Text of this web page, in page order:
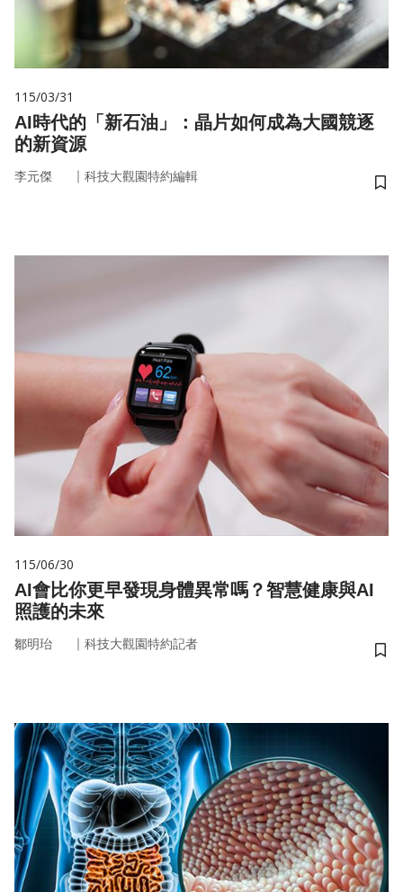
115/03/31
AI時代的「新石油」：晶片如何成為大國競逐
的新資源
李元傑 ｜ 科技大觀園特約編輯
儲
115/06/30
AI會比你更早發現身體異常嗎？智慧健康與AI
照護的未來
鄒明珆 ｜ 科技大觀園特約記者
儲